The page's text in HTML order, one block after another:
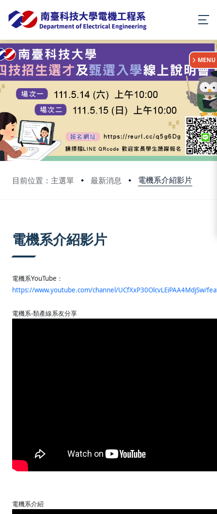
目前位置：主選單 最新消息 電機系介紹影片
:::
MENU
電機系介紹影片
電機系YouTube：
https://www.youtube.com/channel/UCfXxP30OlcvLEiPAA4MdjSw/
電機系-類產線系友分享
電機系介紹